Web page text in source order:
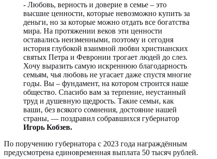
- Любовь, верность и доверие в семье – это
высшие ценности, которые невозможно купить за
деньги, но за которые можно отдать все богатства
мира. На протяжении веков эти ценности
оставались неизменными, поэтому и сегодня
история глубокой взаимной любви христианских
святых Петра и Февронии трогает людей до слез.
Хочу выразить самую искреннюю благодарность
семьям, чья любовь не угасает даже спустя многие
годы. Вы – фундамент, на котором строится наше
общество. Спасибо вам за терпение, неустанный
труд и душевную щедрость. Такие семьи, как
ваши, без всякого сомнения, достояние нашей
страны, — поздравил собравшихся губернатор
Игорь Кобзев.
По поручению губернатора с 2023 года награждённым
предусмотрена единовременная выплата 50 тысяч рублей.